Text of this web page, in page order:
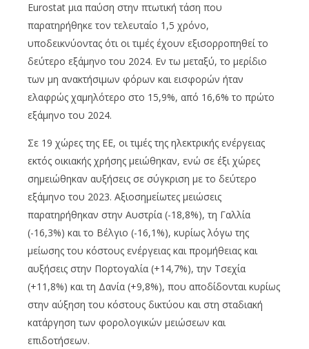
Eurostat μια παύση στην πτωτική τάση που
παρατηρήθηκε τον τελευταίο 1,5 χρόνο,
υποδεικνύοντας ότι οι τιμές έχουν εξισορροπηθεί το
δεύτερο εξάμηνο του 2024. Εν τω μεταξύ, το μερίδιο
των μη ανακτήσιμων φόρων και εισφορών ήταν
ελαφρώς χαμηλότερο στο 15,9%, από 16,6% το πρώτο
εξάμηνο του 2024.
Σε 19 χώρες της ΕΕ, οι τιμές της ηλεκτρικής ενέργειας
εκτός οικιακής χρήσης μειώθηκαν, ενώ σε έξι χώρες
σημειώθηκαν αυξήσεις σε σύγκριση με το δεύτερο
εξάμηνο του 2023. Αξιοσημείωτες μειώσεις
παρατηρήθηκαν στην Αυστρία (-18,8%), τη Γαλλία
(-16,3%) και το Βέλγιο (-16,1%), κυρίως λόγω της
μείωσης του κόστους ενέργειας και προμήθειας και
αυξήσεις στην Πορτογαλία (+14,7%), την Τσεχία
(+11,8%) και τη Δανία (+9,8%), που αποδίδονται κυρίως
στην αύξηση του κόστους δικτύου και στη σταδιακή
κατάργηση των φορολογικών μειώσεων και
επιδοτήσεων.